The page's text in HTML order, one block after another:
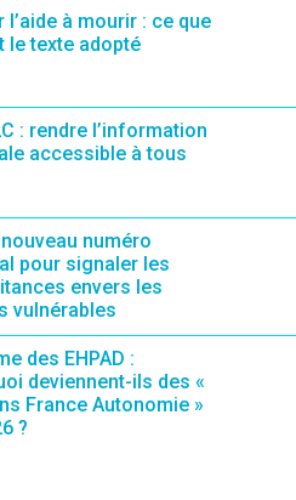
l’aide à mourir : ce que
le texte adopté
: rendre l’information
accessible à tous
numéro
pour signaler les
envers les
vulnérables
des EHPAD :
deviennent-ils des «
France Autonomie »
?